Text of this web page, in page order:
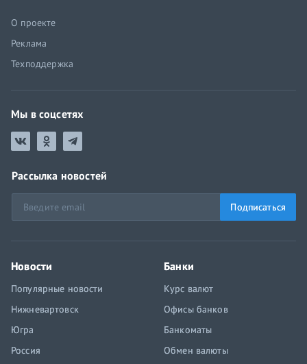
О проекте
Реклама
Техподдержка
Мы в соцсетях
Рассылка новостей
Подписаться
Новости
Популярные новости
Нижневартовск
Югра
Россия
Банки
Курс валют
Офисы банков
Банкоматы
Обмен валюты